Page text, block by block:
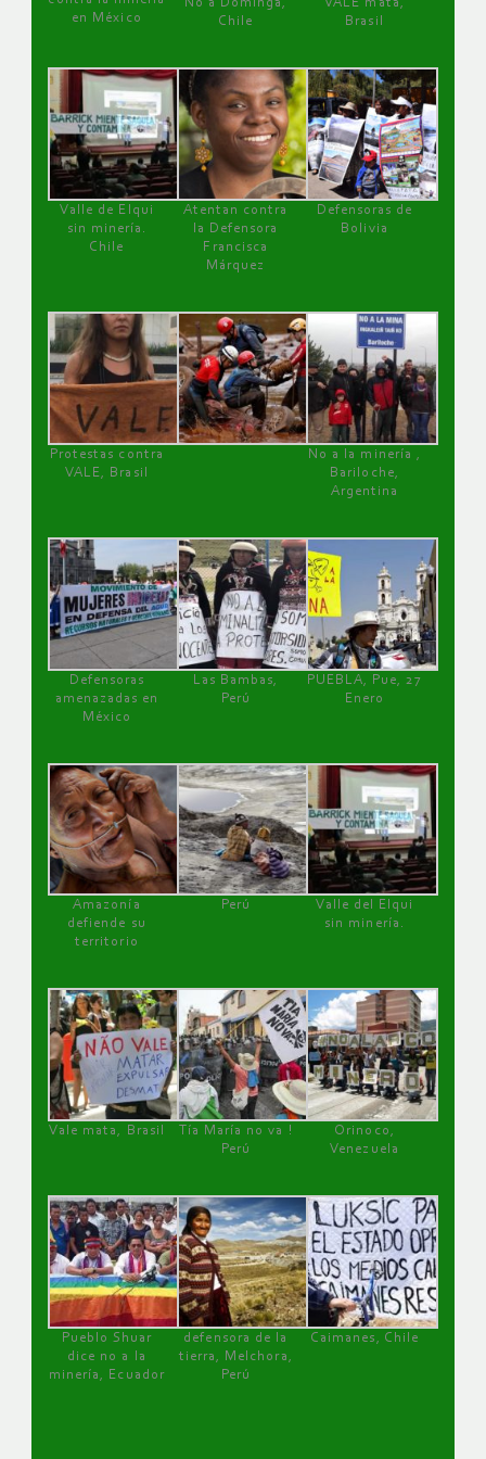
en México
No a Dominga,
Chile
VALE mata,
Brasil
Valle de Elqui
sin minería.
Chile
Atentan contra
la Defensora
Francisca
Márquez
Defensoras de
Bolivia
Protestas contra
VALE, Brasil
No a la minería ,
Bariloche,
Argentina
Defensoras
amenazadas en
México
Las Bambas,
Perú
PUEBLA, Pue, 27
Enero
Amazonía
defiende su
territorio
Perú
Valle del Elqui
sin minería.
Vale mata, Brasil
Tía María no va !
Perú
Orinoco,
Venezuela
Pueblo Shuar
dice no a la
minería, Ecuador
defensora de la
tierra, Melchora,
Perú
Caimanes, Chile